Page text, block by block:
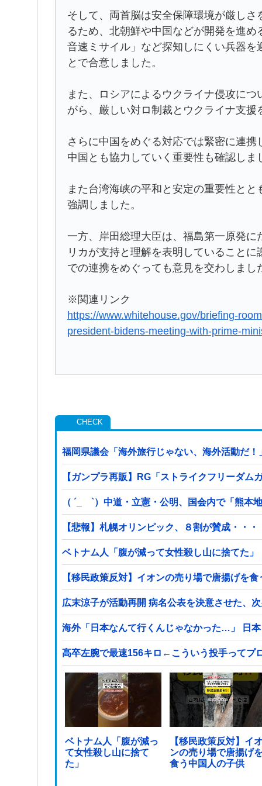
そして、両首脳は安全保障環境が厳し
るため、北朝鮮や中国などが開発を進
音速ミサイル」など探知しにくい兵器
とで合意しました。
また、ロシアによるウクライナ侵攻に
がら、厳しい対ロ制裁とウクライナ支
さらに中国をめぐる対応では緊密に連
中国とも協力していく重要性も確認しま
また台湾海峡の平和と安定の重要性と
強調しました。
一方、岸田総理大臣は、福島第一原発
リカが支持と理解を表明していること
での連携をめぐっても意見を交わしまし
※関連リンク
https://www.whitehouse.gov/briefing-
president-bidens-meeting-with-prime-
福岡県議会「海外旅行じゃない、海外活動だ
【ガンプラ再販】RG「ストライクフリーダ
（ ´_ゝ`）中道・立憲・公明、国会内で「熊
【悲報】札幌オリンピック、８割が賛成・・・
ベトナム人「腹が減って女性殺し山に捨てた」
【移民政策反対】イオンの売り場で唐揚げを
広末涼子が活動再開 病名公表を決意させた、
海外「日本なんて行くんじゃなかった…」 日
高卒左腕で最速156キロ←こういう投手ってプ
ベトナム人「腹が減っ
て女性殺し山に捨て
た」
【移民政策反対】イ
ンの売り場で唐揚げ
食う中国人の子供